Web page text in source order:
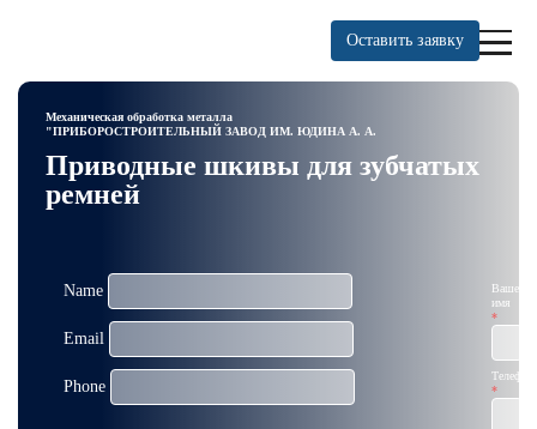
Оставить заявку
Механическая обработка металла
"ПРИБОРОСТРОИТЕЛЬНЫЙ ЗАВОД ИМ. ЮДИНА А. А.
Приводные шкивы для зубчатых
ремней
Name
Email
Phone
Ваше
имя
Телефон